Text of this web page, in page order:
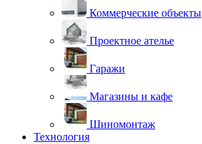
Коммерческие объекты
Проектное ателье
Гаражи
Магазины и кафе
Шиномонтаж
Технология